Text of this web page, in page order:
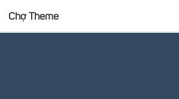
Chợ Theme